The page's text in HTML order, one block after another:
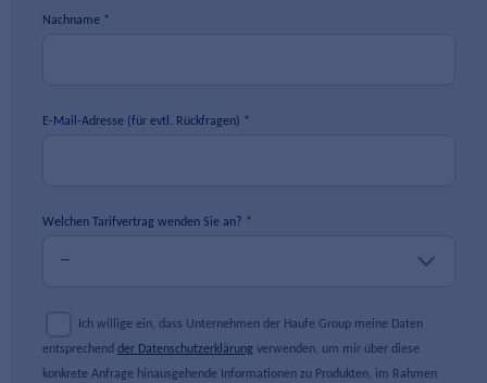
Nachname
E-Mail-Adresse (für evtl. Rückfragen)
Welchen Tarifvertrag wenden Sie an?
Ich willige ein, dass Unternehmen der Haufe Group meine Daten
entsprechend der Datenschutzerklärungverwenden, um mir über diese
konkrete Anfrage hinausgehende Informationen zu Produkten, im Rahmen